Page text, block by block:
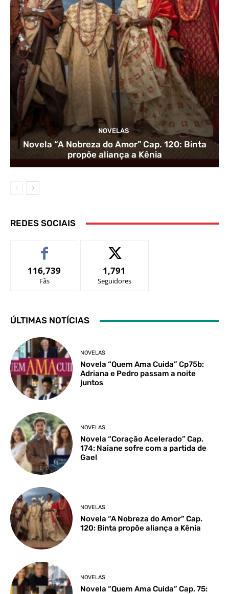
NOVELAS
Novela “A Nobreza do Amor” Cap. 120: Binta
propõe aliança a Kênia
REDES SOCIAIS
116,739
Fãs
1,791
Seguidores
ÚLTIMAS NOTÍCIAS
NOVELAS
Novela “Quem Ama Cuida” Cp75b:
Adriana e Pedro passam a noite
juntos
NOVELAS
Novela “Coração Acelerado” Cap.
174: Naiane sofre com a partida de
Gael
NOVELAS
Novela “A Nobreza do Amor” Cap.
120: Binta propõe aliança a Kênia
NOVELAS
Novela “Quem Ama Cuida” Cap. 75: